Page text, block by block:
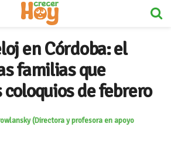
en Córdoba: el
familias que
de febrero
(Directora y profesora en apoyo